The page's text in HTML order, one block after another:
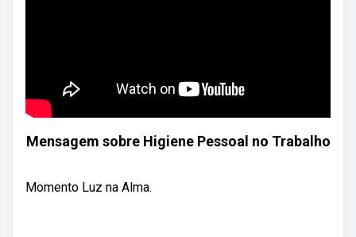
Mensagem sobre Higiene Pessoal no Trabalho
Momento Luz na Alma.